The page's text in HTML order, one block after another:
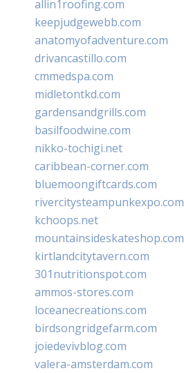
allin1roofing.com
keepjudgewebb.com
anatomyofadventure.com
drivancastillo.com
cmmedspa.com
midletontkd.com
gardensandgrills.com
basilfoodwine.com
nikko-tochigi.net
caribbean-corner.com
bluemoongiftcards.com
rivercitysteampunkexpo.com
kchoops.net
mountainsideskateshop.com
kirtlandcitytavern.com
301nutritionspot.com
ammos-stores.com
loceanecreations.com
birdsongridgefarm.com
joiedevivblog.com
valera-amsterdam.com